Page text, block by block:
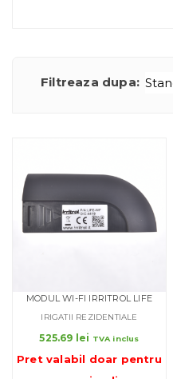
Filtreaza dupa:
MODUL WI-FI IRRITROL LIFE
IRIGATII REZIDENTIALE
525.69 lei TVA inclus
Pret valabil doar pentru